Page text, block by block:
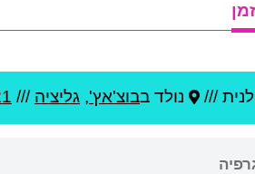
/// נולד בבוצ'אץ', גליציה ///